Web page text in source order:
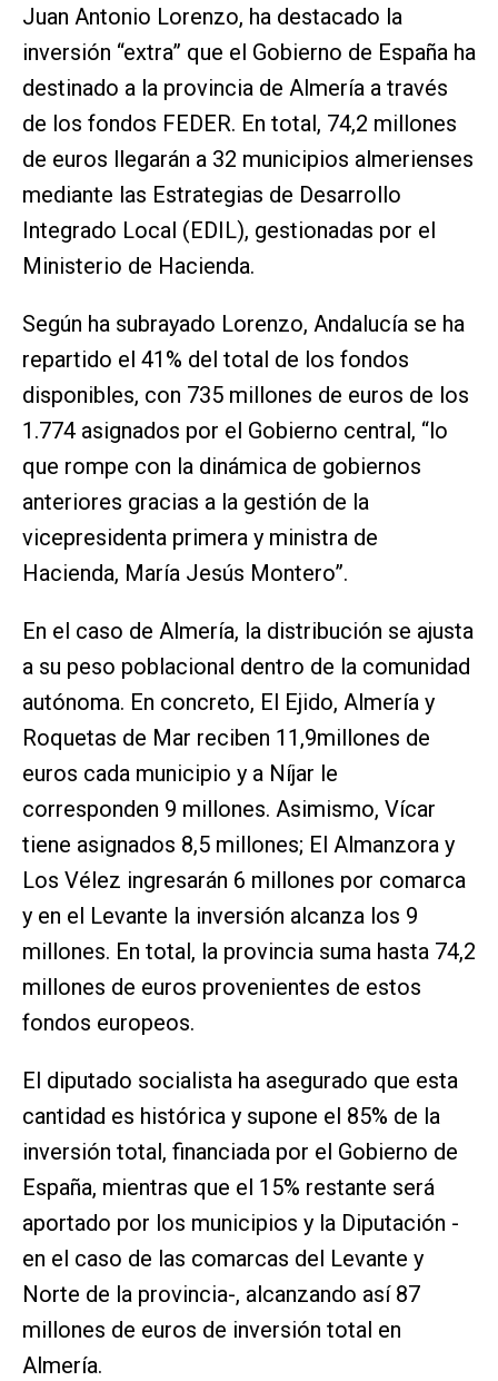
Juan Antonio Lorenzo, ha destacado la
inversión “extra” que el Gobierno de España ha
destinado a la provincia de Almería a través
de los fondos FEDER. En total, 74,2 millones
de euros llegarán a 32 municipios almerienses
mediante las Estrategias de Desarrollo
Integrado Local (EDIL), gestionadas por el
Ministerio de Hacienda.
Según ha subrayado Lorenzo, Andalucía se ha
repartido el 41% del total de los fondos
disponibles, con 735 millones de euros de los
1.774 asignados por el Gobierno central, “lo
que rompe con la dinámica de gobiernos
anteriores gracias a la gestión de la
vicepresidenta primera y ministra de
Hacienda, María Jesús Montero”.
En el caso de Almería, la distribución se ajusta
a su peso poblacional dentro de la comunidad
autónoma. En concreto, El Ejido, Almería y
Roquetas de Mar reciben 11,9millones de
euros cada municipio y a Níjar le
corresponden 9 millones. Asimismo, Vícar
tiene asignados 8,5 millones; El Almanzora y
Los Vélez ingresarán 6 millones por comarca
y en el Levante la inversión alcanza los 9
millones. En total, la provincia suma hasta 74,2
millones de euros provenientes de estos
fondos europeos.
El diputado socialista ha asegurado que esta
cantidad es histórica y supone el 85% de la
inversión total, financiada por el Gobierno de
España, mientras que el 15% restante será
aportado por los municipios y la Diputación -
en el caso de las comarcas del Levante y
Norte de la provincia-, alcanzando así 87
millones de euros de inversión total en
Almería.